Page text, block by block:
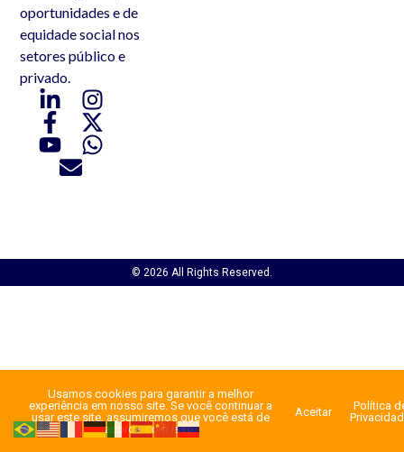
oportunidades e de
equidade social nos
setores público e
privado.
© 2026 All Rights Reserved.
Usamos cookies para garantir a melhor
experiência em nosso site. Se você continuar a
usar este site, assumiremos que você está de
acordo com isso.
Aceitar
Política